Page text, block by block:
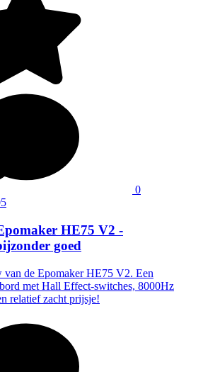
0
HE75 V2 -
goed
van de Epomaker HE75 V2. Een
met Hall Effect-switches, 8000Hz
relatief zacht prijsje!